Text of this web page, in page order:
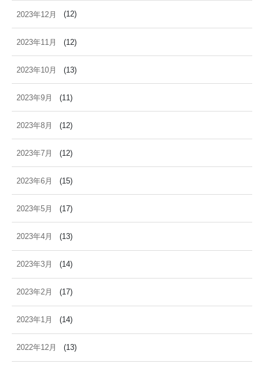
2023年12月 (12)
2023年11月 (12)
2023年10月 (13)
2023年9月 (11)
2023年8月 (12)
2023年7月 (12)
2023年6月 (15)
2023年5月 (17)
2023年4月 (13)
2023年3月 (14)
2023年2月 (17)
2023年1月 (14)
2022年12月 (13)